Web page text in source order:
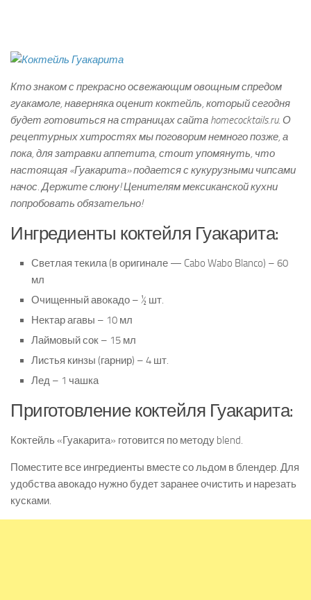
Кто знаком с прекрасно освежающим овощным спредом
гуакамоле, наверняка оценит коктейль, который сегодня
будет готовиться на страницах сайта homecocktails.ru. О
рецептурных хитростях мы поговорим немного позже, а
пока, для затравки аппетита, стоит упомянуть, что
настоящая «Гуакарита» подается с кукурузными чипсами
начос. Держите слюну! Ценителям мексиканской кухни
попробовать обязательно!
Ингредиенты коктейля Гуакарита:
Светлая текила (в оригинале — Cabo Wabo Blanco) – 60
мл
Очищенный авокадо – ½ шт.
Нектар агавы – 10 мл
Лаймовый сок – 15 мл
Листья кинзы (гарнир) – 4 шт.
Лед – 1 чашка
Приготовление коктейля Гуакарита:
Коктейль «Гуакарита» готовится по методу blend.
Поместите все ингредиенты вместе со льдом в блендер. Для
удобства авокадо нужно будет заранее очистить и нарезать
кусками.